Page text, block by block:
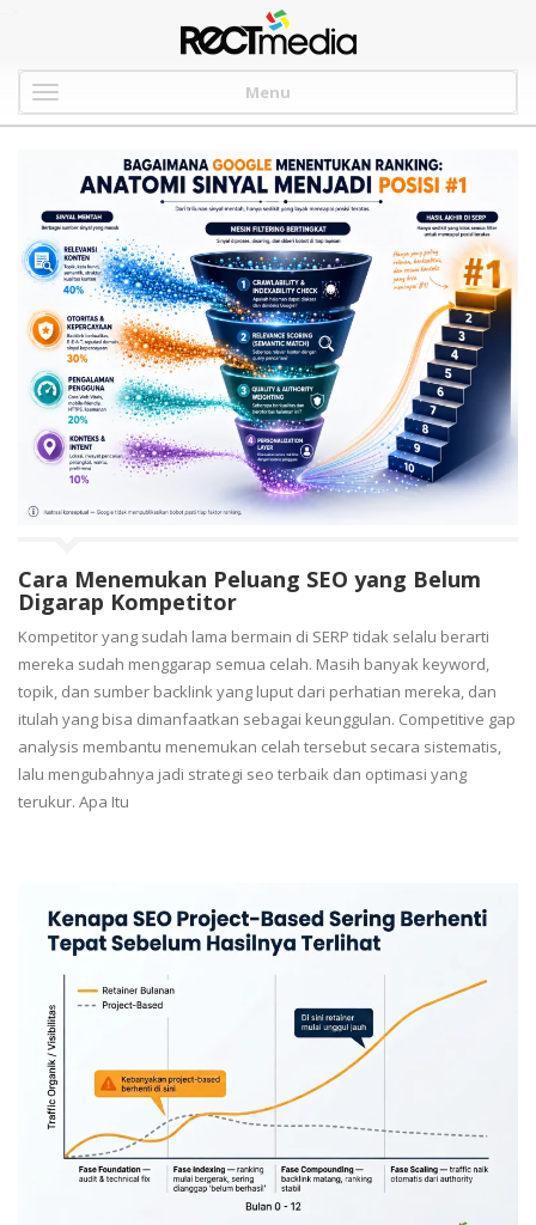
Menu
Cara Menemukan Peluang SEO yang Belum
Digarap Kompetitor
Kompetitor yang sudah lama bermain di SERP tidak selalu berarti
mereka sudah menggarap semua celah. Masih banyak keyword,
topik, dan sumber backlink yang luput dari perhatian mereka, dan
itulah yang bisa dimanfaatkan sebagai keunggulan. Competitive gap
analysis membantu menemukan celah tersebut secara sistematis,
lalu mengubahnya jadi strategi seo terbaik dan optimasi yang
terukur. Apa Itu